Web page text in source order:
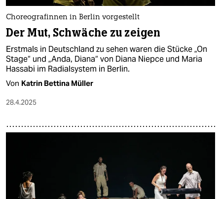
Choreografinnen in Berlin vorgestellt
Der Mut, Schwäche zu zeigen
Erstmals in Deutschland zu sehen waren die Stücke „On
Stage“ und „Anda, Diana“ von Diana Niepce und Maria
Hassabi im Radialsystem in Berlin.
Von Katrin Bettina Müller
28.4.2025